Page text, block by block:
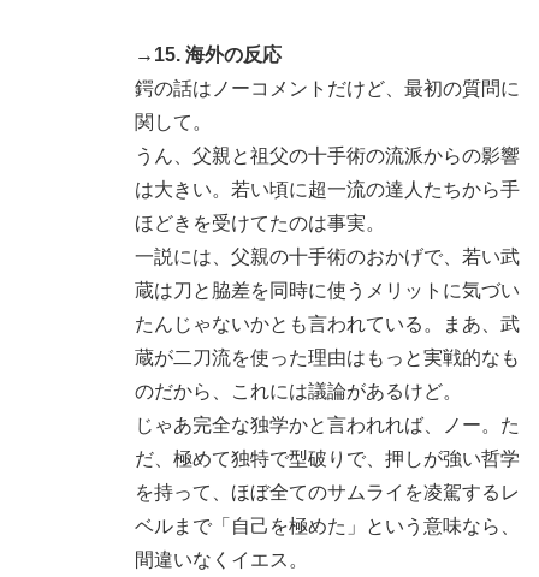
→15. 海外の反応
鍔の話はノーコメントだけど、最初の質問に
関して。
うん、父親と祖父の十手術の流派からの影響
は大きい。若い頃に超一流の達人たちから手
ほどきを受けてたのは事実。
一説には、父親の十手術のおかげで、若い武
蔵は刀と脇差を同時に使うメリットに気づい
たんじゃないかとも言われている。まあ、武
蔵が二刀流を使った理由はもっと実戦的なも
のだから、これには議論があるけど。
じゃあ完全な独学かと言われれば、ノー。た
だ、極めて独特で型破りで、押しが強い哲学
を持って、ほぼ全てのサムライを凌駕するレ
ベルまで「自己を極めた」という意味なら、
間違いなくイエス。